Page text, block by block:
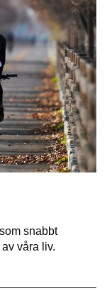
snabbt
våra liv.